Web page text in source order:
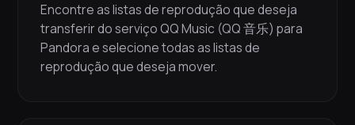
Encontre as listas de reprodução que deseja
transferir do serviço QQ Music (QQ 音乐) para
Pandora e selecione todas as listas de
reprodução que deseja mover.